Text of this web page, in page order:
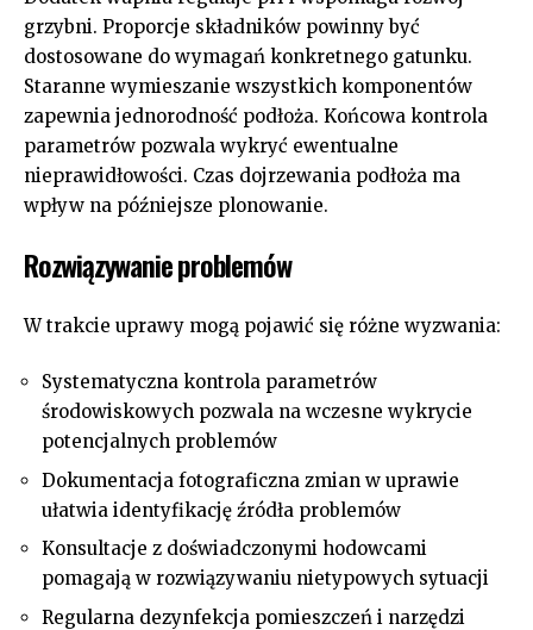
grzybni. Proporcje składników powinny być
dostosowane do wymagań konkretnego gatunku.
Staranne wymieszanie wszystkich komponentów
zapewnia jednorodność podłoża. Końcowa kontrola
parametrów pozwala wykryć ewentualne
nieprawidłowości. Czas dojrzewania podłoża ma
wpływ na późniejsze plonowanie.
Rozwiązywanie problemów
W trakcie uprawy mogą pojawić się różne wyzwania:
Systematyczna kontrola parametrów
środowiskowych pozwala na wczesne wykrycie
potencjalnych problemów
Dokumentacja fotograficzna zmian w uprawie
ułatwia identyfikację źródła problemów
Konsultacje z doświadczonymi hodowcami
pomagają w rozwiązywaniu nietypowych sytuacji
Regularna dezynfekcja pomieszczeń i narzędzi